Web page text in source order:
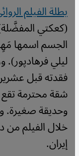
بطلة الفيلم
(كعكتي
الجسم اسمها
ليلي
فقدته قبل
شقة محترمة
وحديقة صغيرة.
خلال الفيلم
إيران.